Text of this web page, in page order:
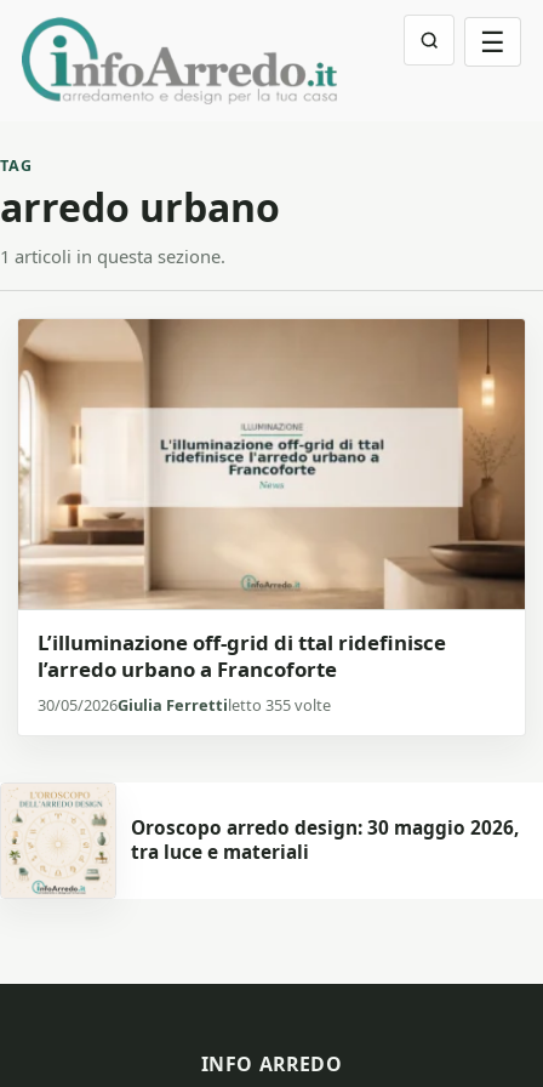
☰
TAG
arredo urbano
1 articoli in questa sezione.
L’illuminazione off-grid di ttal ridefinisce
l’arredo urbano a Francoforte
30/05/2026Giulia Ferrettiletto 355 volte
Oroscopo arredo design: 30 maggio 2026,
tra luce e materiali
INFO ARREDO